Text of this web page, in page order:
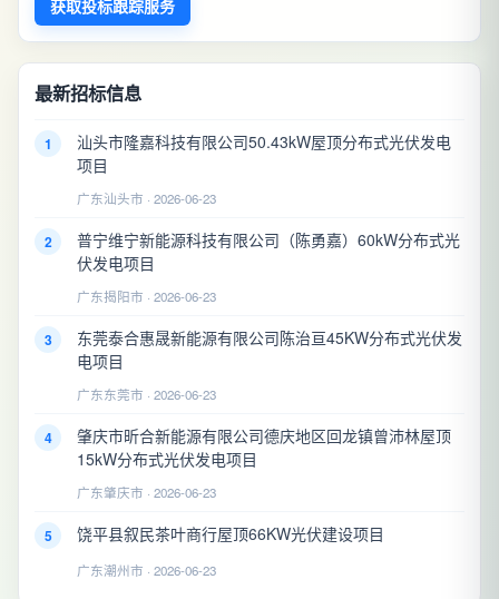
获取投标跟踪服务
最新招标信息
1
汕头市隆嘉科技有限公司50.43kW屋顶分布式光伏发电
项目
广东汕头市 · 2026-06-23
2
普宁维宁新能源科技有限公司（陈勇嘉）60kW分布式光
伏发电项目
广东揭阳市 · 2026-06-23
3
东莞泰合惠晟新能源有限公司陈治亘45KW分布式光伏发
电项目
广东东莞市 · 2026-06-23
4
肇庆市昕合新能源有限公司德庆地区回龙镇曾沛林屋顶
15kW分布式光伏发电项目
广东肇庆市 · 2026-06-23
5 饶平县叙民茶叶商行屋顶66KW光伏建设项目
广东潮州市 · 2026-06-23